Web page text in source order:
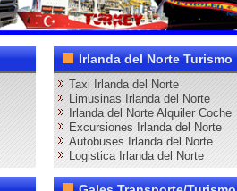
Irlanda del Norte Turismo
Taxi Irlanda del Norte
Limusinas Irlanda del Norte
Irlanda del Norte Alquiler Coche
Excursiones Irlanda del Norte
Autobuses Irlanda del Norte
Logistica Irlanda del Norte